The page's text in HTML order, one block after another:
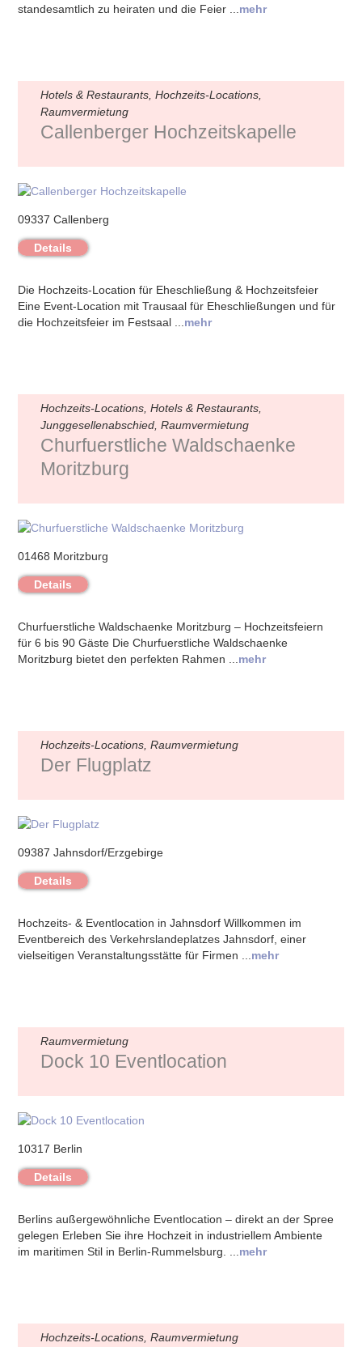
standesamtlich zu heiraten und die Feier ... mehr
Hotels & Restaurants, Hochzeits-Locations,
Raumvermietung
Callenberger Hochzeitskapelle
09337 Callenberg
Details
Die Hochzeits-Location für Eheschließung & Hochzeitsfeier
Eine Event-Location mit Trausaal für Eheschließungen und für
die Hochzeitsfeier im Festsaal ... mehr
Hochzeits-Locations, Hotels & Restaurants,
Junggesellenabschied, Raumvermietung
Churfuerstliche Waldschaenke
Moritzburg
01468 Moritzburg
Details
Churfuerstliche Waldschaenke Moritzburg – Hochzeitsfeiern
für 6 bis 90 Gäste Die Churfuerstliche Waldschaenke
Moritzburg bietet den perfekten Rahmen ... mehr
Hochzeits-Locations, Raumvermietung
Der Flugplatz
09387 Jahnsdorf/Erzgebirge
Details
Hochzeits- & Eventlocation in Jahnsdorf Willkommen im
Eventbereich des Verkehrslandeplatzes Jahnsdorf, einer
vielseitigen Veranstaltungsstätte für Firmen ... mehr
Raumvermietung
Dock 10 Eventlocation
10317 Berlin
Details
Berlins außergewöhnliche Eventlocation – direkt an der Spree
gelegen Erleben Sie ihre Hochzeit in industriellem Ambiente
im maritimen Stil in Berlin-Rummelsburg. ... mehr
Hochzeits-Locations, Raumvermietung